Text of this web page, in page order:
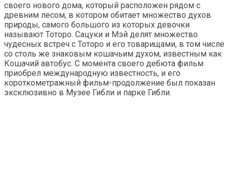
своего нового дома, который расположен рядом с
древним лесом, в котором обитает множество духов
природы, самого большого из которых девочки
называют Тоторо. Сацуки и Мэй делят множество
чудесных встреч с Тоторо и его товарищами, в том числе
со столь же знаковым кошачьим духом, известным как
Кошачий автобус. С момента своего дебюта фильм
приобрел международную известность, и его
короткометражный фильм-продолжение был показан
эксклюзивно в Музее Гибли и парке Гибли.